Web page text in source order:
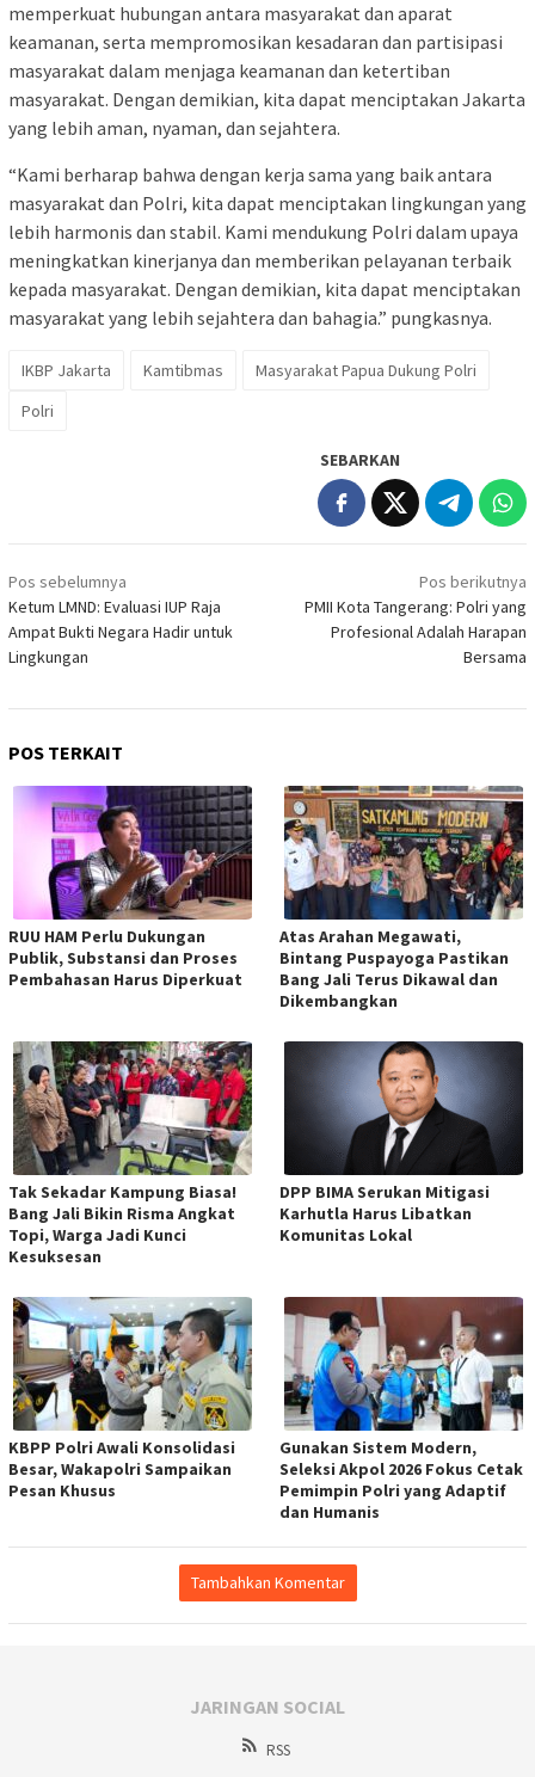
memperkuat hubungan antara masyarakat dan aparat
keamanan, serta mempromosikan kesadaran dan partisipasi
masyarakat dalam menjaga keamanan dan ketertiban
masyarakat. Dengan demikian, kita dapat menciptakan Jakarta
yang lebih aman, nyaman, dan sejahtera.
“Kami berharap bahwa dengan kerja sama yang baik antara
masyarakat dan Polri, kita dapat menciptakan lingkungan yang
lebih harmonis dan stabil. Kami mendukung Polri dalam upaya
meningkatkan kinerjanya dan memberikan pelayanan terbaik
kepada masyarakat. Dengan demikian, kita dapat menciptakan
masyarakat yang lebih sejahtera dan bahagia.” pungkasnya.
IKBP Jakarta Kamtibmas
Masyarakat Papua Dukung Polri
Polri
SEBARKAN
Navigasi
pos
Pos sebelumnya
Ketum LMND: Evaluasi IUP Raja
Ampat Bukti Negara Hadir untuk
Lingkungan
Pos berikutnya
PMII Kota Tangerang: Polri yang
Profesional Adalah Harapan
Bersama
POS TERKAIT
RUU HAM Perlu Dukungan
Publik, Substansi dan Proses
Pembahasan Harus Diperkuat
Atas Arahan Megawati,
Bintang Puspayoga Pastikan
Bang Jali Terus Dikawal dan
Dikembangkan
Tak Sekadar Kampung Biasa!
Bang Jali Bikin Risma Angkat
Topi, Warga Jadi Kunci
Kesuksesan
DPP BIMA Serukan Mitigasi
Karhutla Harus Libatkan
Komunitas Lokal
KBPP Polri Awali Konsolidasi
Besar, Wakapolri Sampaikan
Pesan Khusus
Gunakan Sistem Modern,
Seleksi Akpol 2026 Fokus Cetak
Pemimpin Polri yang Adaptif
dan Humanis
Tambahkan Komentar
JARINGAN SOCIAL
RSS